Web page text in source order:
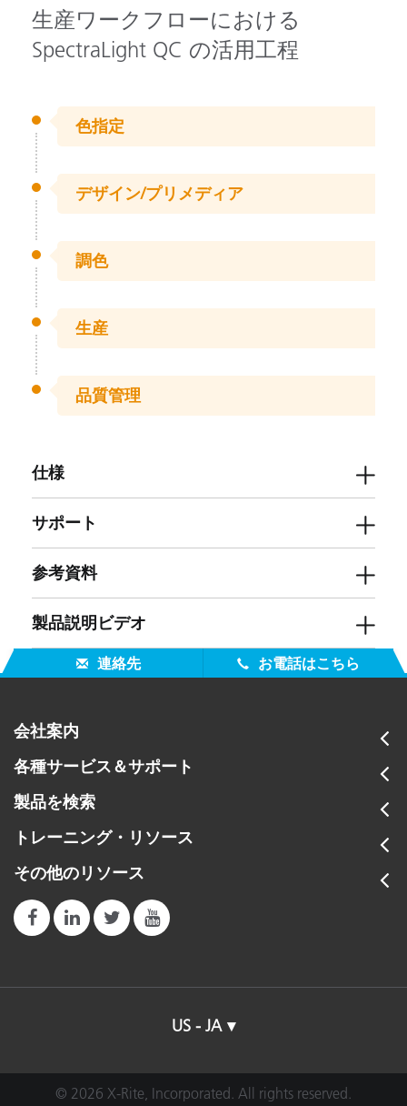
生産ワークフローにおける
SpectraLight QC の活用工程
色指定
デザイン/プリメディア
調色
生産
品質管理
仕様
95.0 cm
SPLQC
色測定
塗料＆塗装
建築資材
インターフェース
タッチパッド
サポート
ソフトウェア
SPLQC User Software v6.15
ファームウェア
Spectralight QC Firmware 048J
トレーニング
色彩と測色
参考資料
カタログ
Hanging Luminaires for Textiles Brochure
ハーモニールーム製品カタログ
照明ソリューション カタログ
How Dye Houses Can Improve Textile Color Matching
製品説明ビデオ
Lighting and Visual Evaluation The Color Lab
lighting when visually evaluating color.
連絡先 お電話はこちら
会社案内
各種サービス＆サポート
製品を検索
トレーニング・リソース
その他のリソース
US - JA
© 2026 X-Rite, Incorporated. All rights reserved.